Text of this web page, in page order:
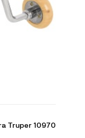
Truper 10970